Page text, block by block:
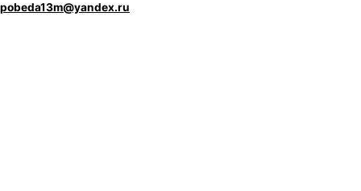
pobeda13m@yandex.ru